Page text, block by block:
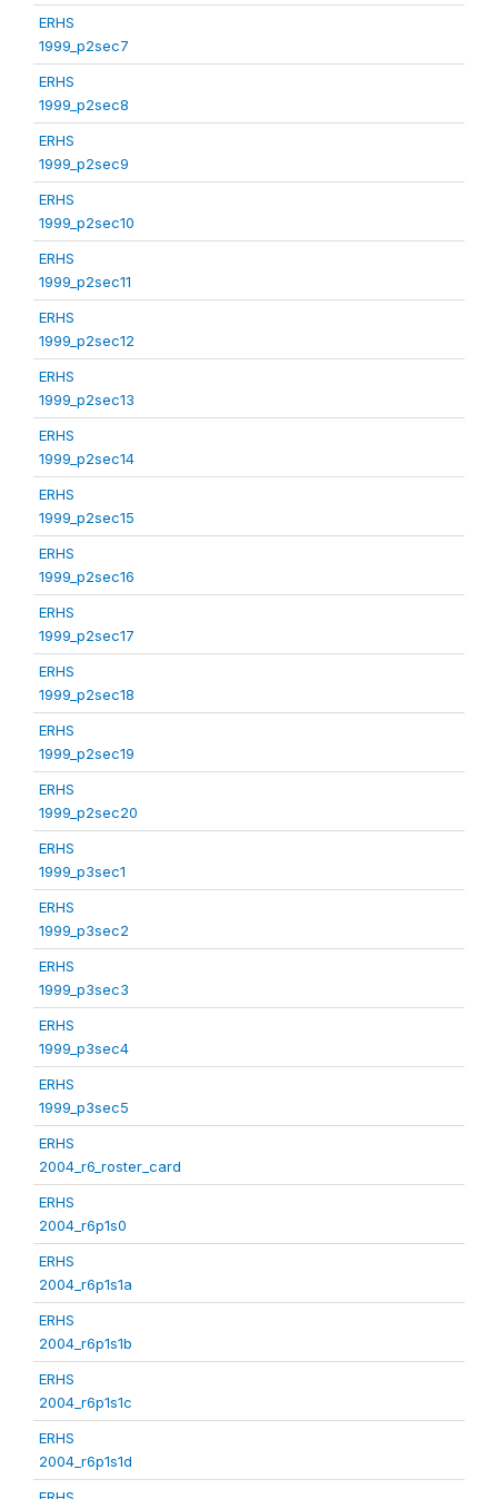
ERHS
1999_p2sec7
ERHS
1999_p2sec8
ERHS
1999_p2sec9
ERHS
1999_p2sec10
ERHS
1999_p2sec11
ERHS
1999_p2sec12
ERHS
1999_p2sec13
ERHS
1999_p2sec14
ERHS
1999_p2sec15
ERHS
1999_p2sec16
ERHS
1999_p2sec17
ERHS
1999_p2sec18
ERHS
1999_p2sec19
ERHS
1999_p2sec20
ERHS
1999_p3sec1
ERHS
1999_p3sec2
ERHS
1999_p3sec3
ERHS
1999_p3sec4
ERHS
1999_p3sec5
ERHS
2004_r6_roster_card
ERHS
2004_r6p1s0
ERHS
2004_r6p1s1a
ERHS
2004_r6p1s1b
ERHS
2004_r6p1s1c
ERHS
2004_r6p1s1d